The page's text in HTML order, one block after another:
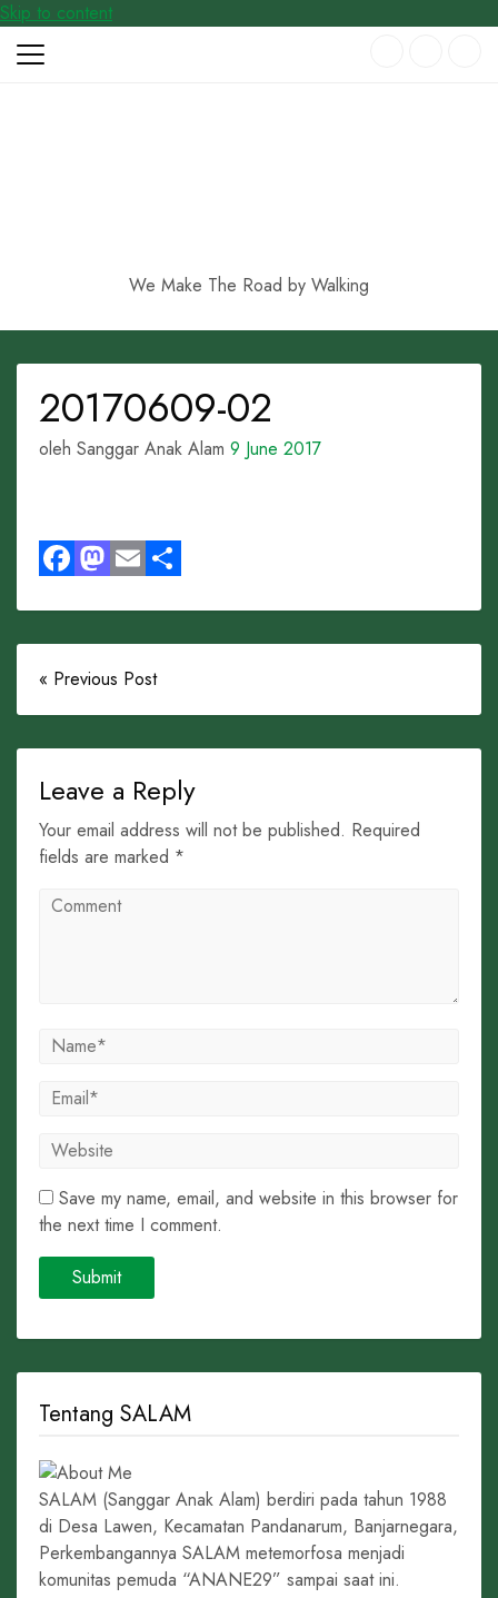
Skip to content
We Make The Road by Walking
20170609-02
oleh Sanggar Anak Alam 9 June 2017
« Previous Post
Leave a Reply
Your email address will not be published. Required
fields are marked *
Save my name, email, and website in this browser for
the next time I comment.
Tentang SALAM
SALAM (Sanggar Anak Alam) berdiri pada tahun 1988
di Desa Lawen, Kecamatan Pandanarum, Banjarnegara,
Perkembangannya SALAM metemorfosa menjadi
komunitas pemuda “ANANE29” sampai saat ini.